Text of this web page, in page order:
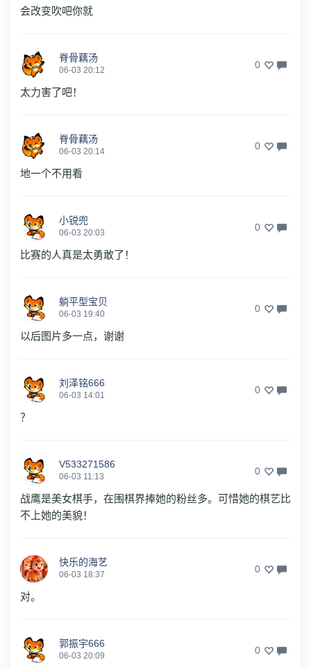
会改变吹吧你就
脊骨藕汤
06-03 20:12 0
太力害了吧！
脊骨藕汤
06-03 20:14 0
地一个不用看
小锐兜
06-03 20:03 0
比赛的人真是太勇敢了！
躺平型宝贝
06-03 19:40 0
以后图片多一点，谢谢
刘泽铭666
06-03 14:01 0
？
V533271586
06-03 11:13 0
战鹰是美女棋手，在围棋界捧她的粉丝多。可惜她的棋艺比
不上她的美貌！
快乐的海艺
06-03 18:37 0
对。
郭振宇666
06-03 20:09 0